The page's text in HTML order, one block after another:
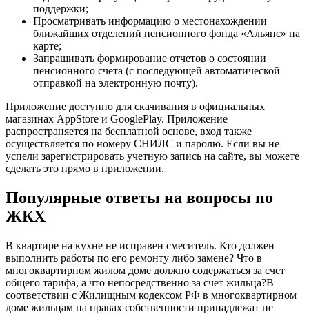
поддержки;
Просматривать информацию о местонахождении
ближайших отделений пенсионного фонда «Альянс» на
карте;
Запрашивать формирование отчетов о состоянии
пенсионного счета (с последующей автоматической
отправкой на электронную почту).
Приложение доступно для скачивания в официальных
магазинах AppStore и GooglePlay. Приложение
распространяется на бесплатной основе, вход также
осуществляется по номеру СНИЛС и паролю. Если вы не
успели зарегистрировать учетную запись на сайте, вы можете
сделать это прямо в приложении.
Популярные ответы на вопросы по
ЖКХ
В квартире на кухне не исправен смеситель. Кто должен
выполнить работы по его ремонту либо замене? Что в
многоквартирном жилом доме должно содержаться за счет
общего тарифа, а что непосредственно за счет жильца?В
соответствии с Жилищным кодексом РФ в многоквартирном
доме жильцам на правах собственности принадлежат не